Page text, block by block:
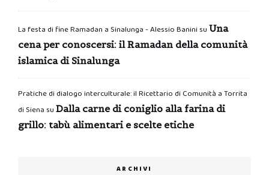
La festa di fine Ramadan a Sinalunga - Alessio Banini su Una
cena per conoscersi: il Ramadan della comunità
islamica di Sinalunga
Pratiche di dialogo interculturale: il Ricettario di Comunità a Torrita
di Siena su Dalla carne di coniglio alla farina di
grillo: tabù alimentari e scelte etiche
ARCHIVI